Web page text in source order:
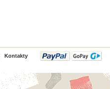
Kontakty